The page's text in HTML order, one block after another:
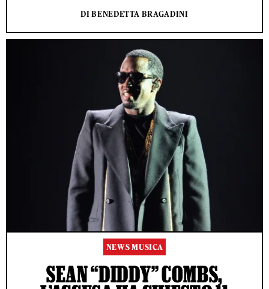
DI BENEDETTA BRAGADINI
NEWS MUSICA
SEAN “DIDDY” COMBS,